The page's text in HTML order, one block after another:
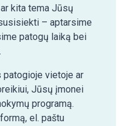
kita tema Jūsų
– aptarsime
patogų laiką bei
vietoje ar
Jūsų įmonei
programą.
el. paštu